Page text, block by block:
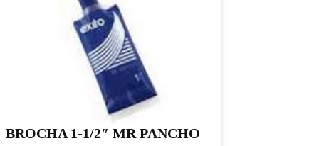
BROCHA 1-1/2″ MR PANCHO